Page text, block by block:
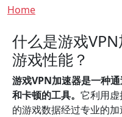
Breadcrumb
Home
什么是游戏
游戏性能？
游戏VPN加速器是一种
和卡顿的工具。 它利用
的游戏数据经过专业的